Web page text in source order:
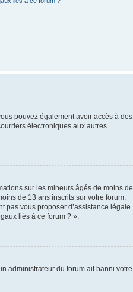
pouvez également avoir accès à des
électroniques aux autres
sur les mineurs âgés de moins de
de 13 ans inscrits sur votre forum,
pas vous proposer d’assistance légale
liés à ce forum ? ».
administrateur du forum ait banni votre